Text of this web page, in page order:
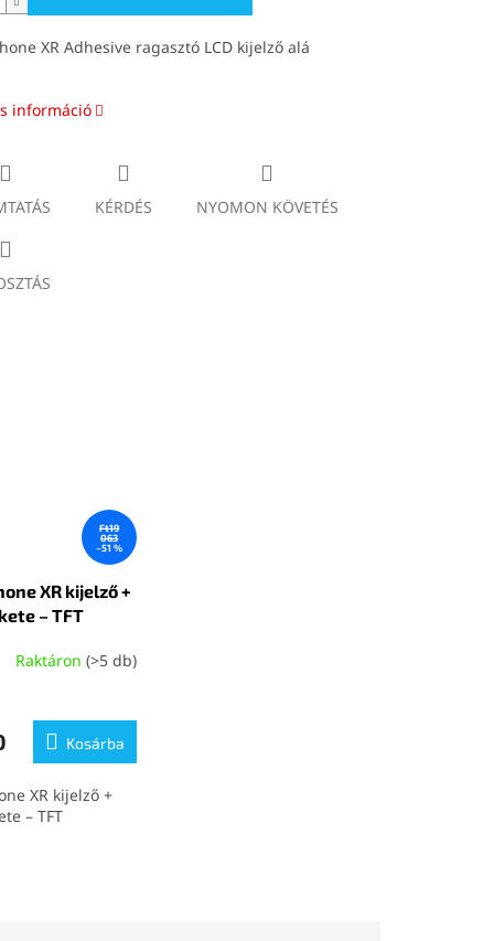
XR Adhesive ragasztó LCD kijelző alá
információ
KÉRDÉS NYOMON KÖVETÉS
Ft19
063
–51 %
XR kijelző +
– TFT
Raktáron(>5 db)
Kosárba
XR kijelző +
– TFT